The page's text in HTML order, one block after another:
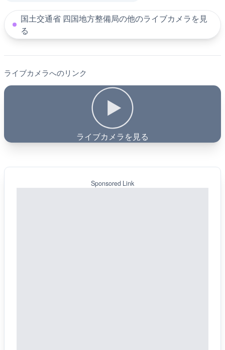
国土交通省 四国地方整備局の他のライブカメラを見
る
ライブカメラへのリンク
ライブカメラを見る
Sponsored Link